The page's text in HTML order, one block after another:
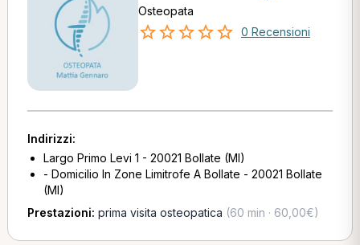
Osteopata
0 Recensioni
Indirizzi:
Largo Primo Levi 1 - 20021 Bollate (MI)
- Domicilio In Zone Limitrofe A Bollate - 20021 Bollate
(MI)
Prestazioni: prima visita osteopatica (60 min · 60,00€)